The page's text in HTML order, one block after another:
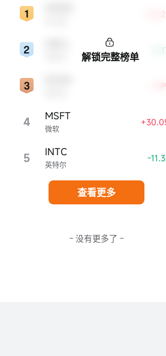
股市，特别是科技行业板块乃至全球经
显著影响。
-
4 微软
MSFT
5 英特尔
INTC -
解锁完整榜单
查看更多
- 没有更多了 -